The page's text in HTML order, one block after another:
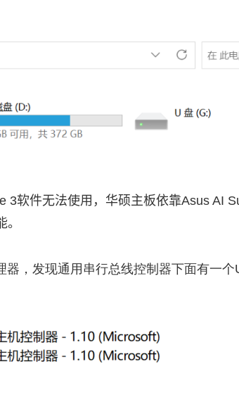
3软件无法使用，华硕主板依靠Asus AI
，发现通用串行总线控制器下面有一个